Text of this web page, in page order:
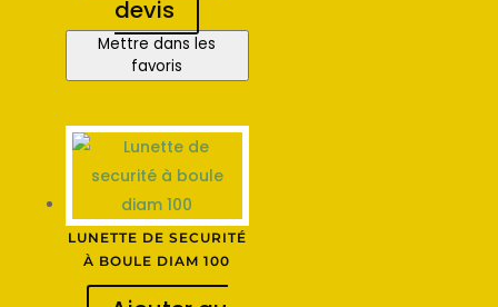
devis
Mettre dans les
favoris
LUNETTE DE SECURITÉ
À BOULE DIAM 100